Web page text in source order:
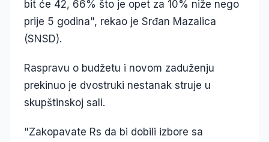
bit će 42, 66% što je opet za 10% niže nego
prije 5 godina", rekao je Srđan Mazalica
(SNSD).
Raspravu o budžetu i novom zaduženju
prekinuo je dvostruki nestanak struje u
skupštinskoj sali.
"Zakopavate Rs da bi dobili izbore sa